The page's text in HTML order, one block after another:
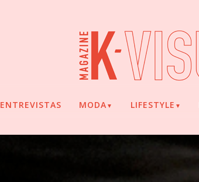
ENTREVISTAS MODA ▼ LIFESTYLE ▼